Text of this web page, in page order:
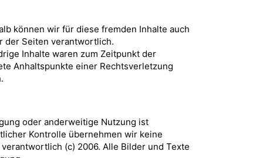
können wir für diese fremden Inhalte auch
der Seiten verantwortlich.
Inhalte waren zum Zeitpunkt der
Anhaltspunkte einer Rechtsverletzung
oder anderweitige Nutzung ist
Kontrolle übernehmen wir keine
(c) 2006. Alle Bilder und Texte